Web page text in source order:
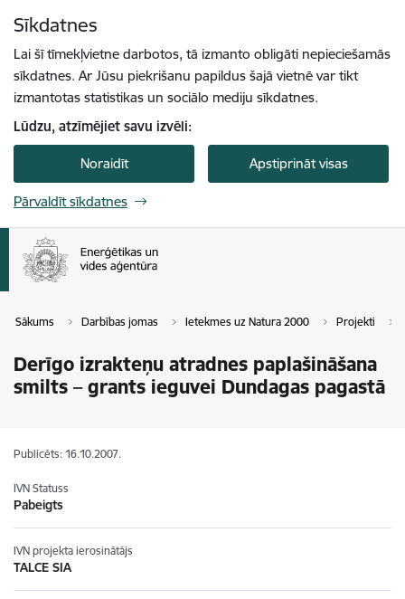
Sīkdatnes
Lai šī tīmekļvietne darbotos, tā izmanto obligāti nepieciešamās
sīkdatnes. Ar Jūsu piekrišanu papildus šajā vietnē var tikt
izmantotas statistikas un sociālo mediju sīkdatnes.
Lūdzu, atzīmējiet savu izvēli:
Noraidīt Apstiprināt visas
Pārvaldīt sīkdatnes
Sākums Darbības jomas Ietekmes uz Natura 2000 Projekti
Derīgo izrakteņu atradnes paplašināšana
smilts – grants ieguvei Dundagas pagastā
Publicēts: 16.10.2007.
IVN Statuss
Pabeigts
IVN projekta ierosinātājs
TALCE SIA